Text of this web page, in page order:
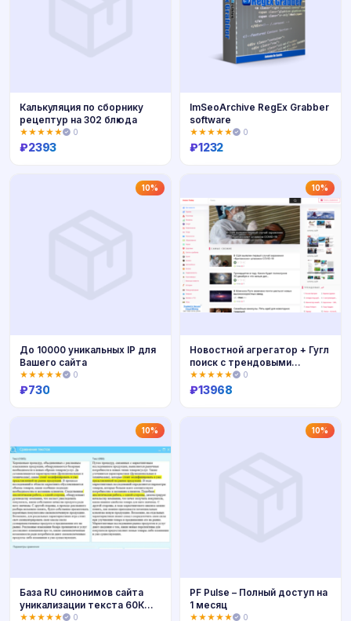
Калькуляция по сборнику
рецептур на 302 блюда
★★★★★ 0
₽2393
ImSeoArchive RegEx Grabber
software
★★★★★ 0
₽1232
10%
До 10000 уникальных IP для
Вашего сайта
★★★★★ 0
₽730
10%
Новостной агрегатор + Гугл
поиск с трендовыми
словами
★★★★★ 0
₽13968
10%
База RU синонимов сайта
уникализации текста 60К
слов
★★★★★ 0
10%
PF Pulse – Полный доступ на
1 месяц
★★★★★ 0